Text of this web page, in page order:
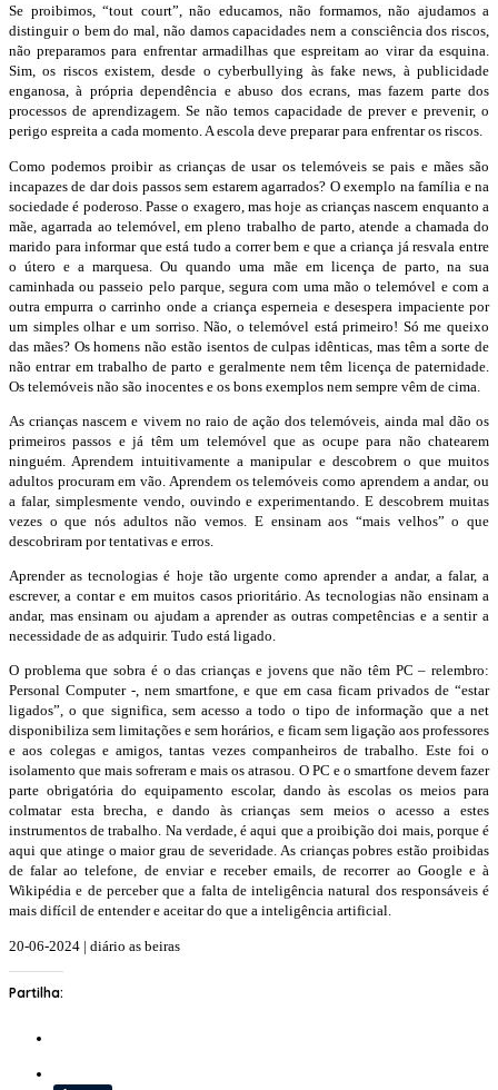
Se proibimos, “tout court”, não educamos, não formamos, não ajudamos a
distinguir o bem do mal, não damos capacidades nem a consciência dos riscos,
não preparamos para enfrentar armadilhas que espreitam ao virar da esquina.
Sim, os riscos existem, desde o cyberbullying às fake news, à publicidade
enganosa, à própria dependência e abuso dos ecrans, mas fazem parte dos
processos de aprendizagem. Se não temos capacidade de prever e prevenir, o
perigo espreita a cada momento. A escola deve preparar para enfrentar os riscos.
Como podemos proibir as crianças de usar os telemóveis se pais e mães são
incapazes de dar dois passos sem estarem agarrados? O exemplo na família e na
sociedade é poderoso. Passe o exagero, mas hoje as crianças nascem enquanto a
mãe, agarrada ao telemóvel, em pleno trabalho de parto, atende a chamada do
marido para informar que está tudo a correr bem e que a criança já resvala entre
o útero e a marquesa. Ou quando uma mãe em licença de parto, na sua
caminhada ou passeio pelo parque, segura com uma mão o telemóvel e com a
outra empurra o carrinho onde a criança esperneia e desespera impaciente por
um simples olhar e um sorriso. Não, o telemóvel está primeiro! Só me queixo
das mães? Os homens não estão isentos de culpas idênticas, mas têm a sorte de
não entrar em trabalho de parto e geralmente nem têm licença de paternidade.
Os telemóveis não são inocentes e os bons exemplos nem sempre vêm de cima.
As crianças nascem e vivem no raio de ação dos telemóveis, ainda mal dão os
primeiros passos e já têm um telemóvel que as ocupe para não chatearem
ninguém. Aprendem intuitivamente a manipular e descobrem o que muitos
adultos procuram em vão. Aprendem os telemóveis como aprendem a andar, ou
a falar, simplesmente vendo, ouvindo e experimentando. E descobrem muitas
vezes o que nós adultos não vemos. E ensinam aos “mais velhos” o que
descobriram por tentativas e erros.
Aprender as tecnologias é hoje tão urgente como aprender a andar, a falar, a
escrever, a contar e em muitos casos prioritário. As tecnologias não ensinam a
andar, mas ensinam ou ajudam a aprender as outras competências e a sentir a
necessidade de as adquirir. Tudo está ligado.
O problema que sobra é o das crianças e jovens que não têm PC – relembro:
Personal Computer -, nem smartfone, e que em casa ficam privados de “estar
ligados”, o que significa, sem acesso a todo o tipo de informação que a net
disponibiliza sem limitações e sem horários, e ficam sem ligação aos professores
e aos colegas e amigos, tantas vezes companheiros de trabalho. Este foi o
isolamento que mais sofreram e mais os atrasou. O PC e o smartfone devem fazer
parte obrigatória do equipamento escolar, dando às escolas os meios para
colmatar esta brecha, e dando às crianças sem meios o acesso a estes
instrumentos de trabalho. Na verdade, é aqui que a proibição doi mais, porque é
aqui que atinge o maior grau de severidade. As crianças pobres estão proibidas
de falar ao telefone, de enviar e receber emails, de recorrer ao Google e à
Wikipédia e de perceber que a falta de inteligência natural dos responsáveis é
mais difícil de entender e aceitar do que a inteligência artificial.
20-06-2024 | diário as beiras
Partilha: